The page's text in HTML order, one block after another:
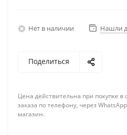
Нет в наличии Нашли
Поделиться
Цена действительна при покупке
заказа по телефону, через
магазин.